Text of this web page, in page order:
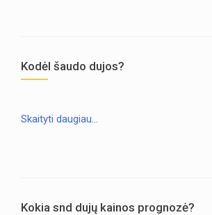
Kodėl šaudo dujos?
Skaityti daugiau…
Kokia snd dujų kainos prognozė?